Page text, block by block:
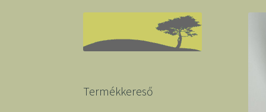
Termékkereső